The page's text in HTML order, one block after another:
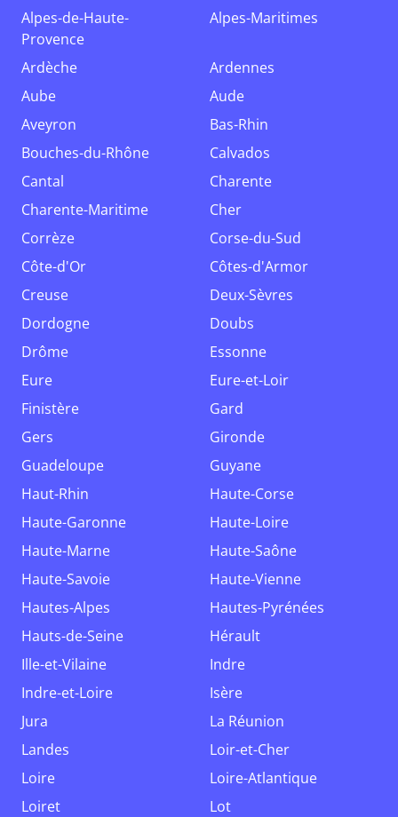
Alpes-de-Haute-
Provence
Alpes-Maritimes
Ardèche
Ardennes
Aube
Aude
Aveyron
Bas-Rhin
Bouches-du-Rhône
Calvados
Cantal
Charente
Charente-Maritime
Cher
Corrèze
Corse-du-Sud
Côte-d'Or
Côtes-d'Armor
Creuse
Deux-Sèvres
Dordogne
Doubs
Drôme
Essonne
Eure
Eure-et-Loir
Finistère
Gard
Gers
Gironde
Guadeloupe
Guyane
Haut-Rhin
Haute-Corse
Haute-Garonne
Haute-Loire
Haute-Marne
Haute-Saône
Haute-Savoie
Haute-Vienne
Hautes-Alpes
Hautes-Pyrénées
Hauts-de-Seine
Hérault
Ille-et-Vilaine
Indre
Indre-et-Loire
Isère
Jura
La Réunion
Landes
Loir-et-Cher
Loire
Loire-Atlantique
Loiret
Lot